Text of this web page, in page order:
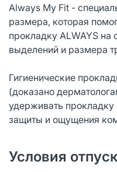
Always My Fit -
размера, которая
прокладку ALWAYS на
выделений и размера
Гигиенические
(доказано
удерживать
защиты и ощущения
Условия